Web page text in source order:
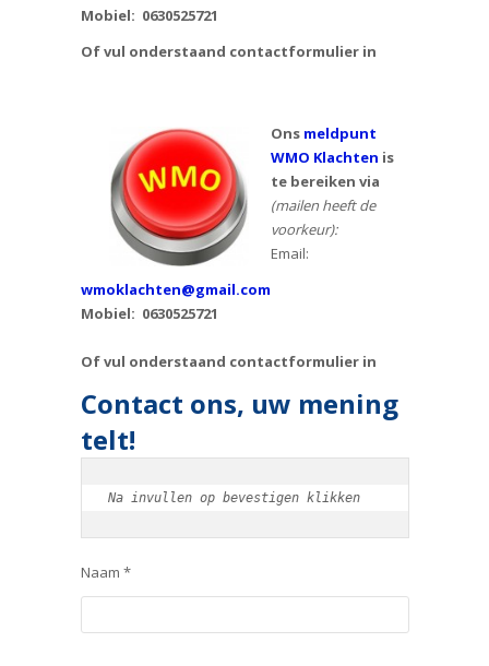
Mobiel: 0630525721
Of vul onderstaand contactformulier in
Ons meldpunt
WMO Klachten is
te bereiken via
(mailen heeft de
voorkeur):
Email:
wmoklachten@gmail.com
Mobiel: 0630525721
Of vul onderstaand contactformulier in
Contact ons, uw mening
telt!
Na invullen op bevestigen klikken
Naam *